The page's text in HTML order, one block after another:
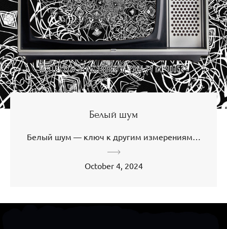
Белый шум
Белый шум — ключ к другим измерениям…
October 4, 2024